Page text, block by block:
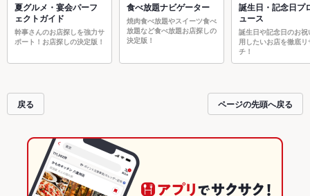
夏グルメ・宴会パーフ
ェクトガイド
幹事さんのお店探しを強力サ
ポート！お店探しの決定版！
食べ放題ナビゲーター
焼肉食べ放題やスイーツ食べ
放題など食べ放題お店探しの
決定版！
誕生日・記念日プ
ュース
誕生日や記念日のお祝
用したいお店を徹底リ
チ！
戻る ページの先頭へ戻る